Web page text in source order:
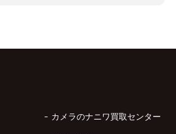
カメラのナニワ買取センター